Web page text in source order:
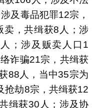
及毒品犯罪12宗，
卖，共缉获8人；涉
；涉及贩卖人口1
诈骗21宗，共缉获
88人，当中35宗为
抢劫8宗，共缉获12
缉获30人；涉及协